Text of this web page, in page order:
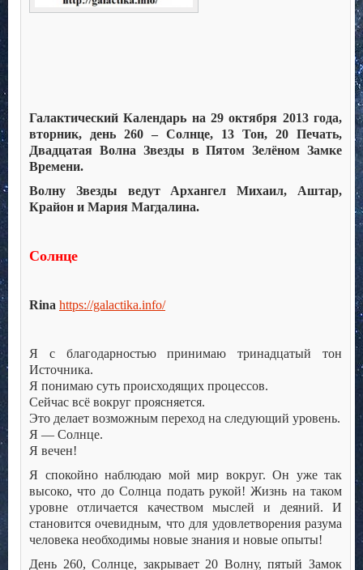
Галактический Календарь на 29 октября 2013 года,
вторник, день 260 – Солнце, 13 Тон, 20 Печать,
Двадцатая Волна Звезды в Пятом Зелёном Замке
Времени.
Волну Звезды ведут Архангел Михаил, Аштар,
Крайон и Мария Магдалина.
Солнце
Rina https://galactika.info/
Я с благодарностью принимаю тринадцатый тон
Источника.
Я понимаю суть происходящих процессов.
Сейчас всё вокруг проясняется.
Это делает возможным переход на следующий уровень.
Я — Солнце.
Я вечен!
Я спокойно наблюдаю мой мир вокруг. Он уже так
высоко, что до Солнца подать рукой! Жизнь на таком
уровне отличается качеством мыслей и деяний. И
становится очевидным, что для удовлетворения разума
человека необходимы новые знания и новые опыты!
День 260, Солнце, закрывает 20 Волну, пятый Замок